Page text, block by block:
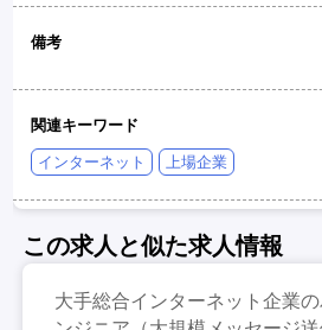
備考
関連キーワード
インターネット 上場企業
この求人と似た求人情報
大手総合インターネット企業